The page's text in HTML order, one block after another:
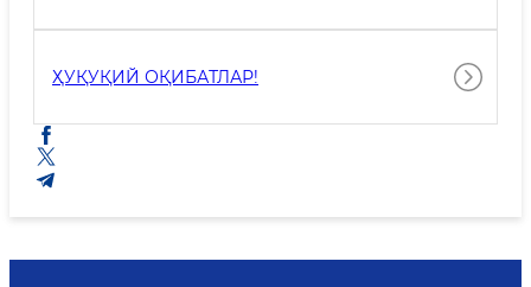
ҲУҚУҚИЙ ОҚИБАТЛАР!